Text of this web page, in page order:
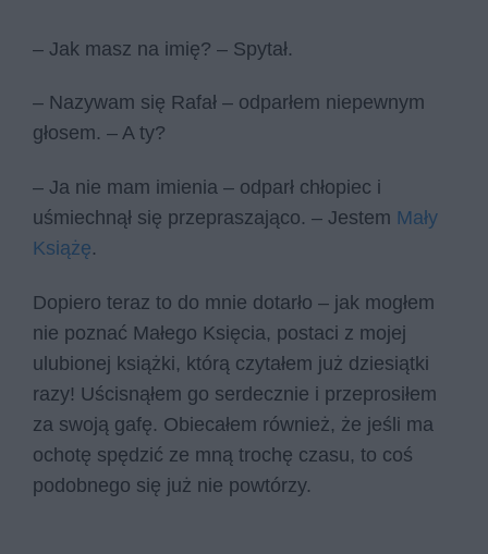
– Jak masz na imię? – Spytał.
– Nazywam się Rafał – odparłem niepewnym
głosem. – A ty?
– Ja nie mam imienia – odparł chłopiec i
uśmiechnął się przepraszająco. – Jestem Mały
Książę.
Dopiero teraz to do mnie dotarło – jak mogłem
nie poznać Małego Księcia, postaci z mojej
ulubionej książki, którą czytałem już dziesiątki
razy! Uścisnąłem go serdecznie i przeprosiłem
za swoją gafę. Obiecałem również, że jeśli ma
ochotę spędzić ze mną trochę czasu, to coś
podobnego się już nie powtórzy.